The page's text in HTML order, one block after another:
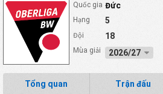
Quốc gia Đức
Hạng 5
Đội 18
Mùa giải 2026/27
Tổng quan Trận đấu